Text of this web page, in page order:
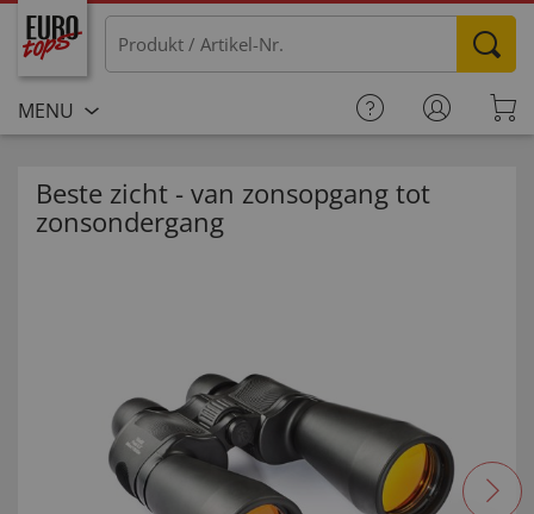
MENU
Beste zicht - van zonsopgang tot
zonsondergang